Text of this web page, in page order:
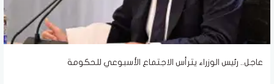
عاجل.. رئيس الوزراء يترأس الاجتماع الأسبوعي للحكومة